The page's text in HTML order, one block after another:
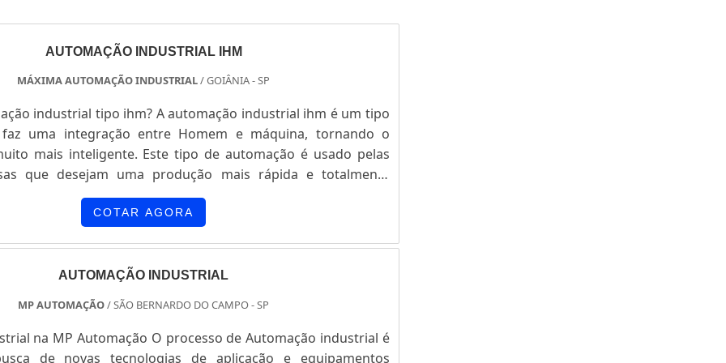
AUTOMAÇÃO INDUSTRIAL IHM
MÁXIMA AUTOMAÇÃO INDUSTRIAL/ GOIÂNIA - SP
industrial tipo ihm? A automação industrial ihm é um tipo
uma integração entre Homem e máquina, tornando o
mais inteligente. Este tipo de automação é usado pelas
que desejam uma produção mais rápida e totalmente
da automação industrial - Produtividade elevada; - Sistema
- Bom custo x benefício; - Entre outros...
COTAR AGORA
AUTOMAÇÃO INDUSTRIAL
MP AUTOMAÇÃO/ SÃO BERNARDO DO CAMPO - SP
na MP Automação O processo de Automação industrial é
de novas tecnologias de aplicação e equipamentos